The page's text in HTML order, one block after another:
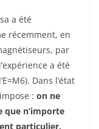
a été
récemment, en
par
a été
Dans l’état
: on ne
que n’importe
particulier.